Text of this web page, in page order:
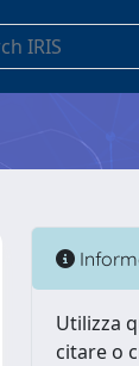
Utilizza
citare o